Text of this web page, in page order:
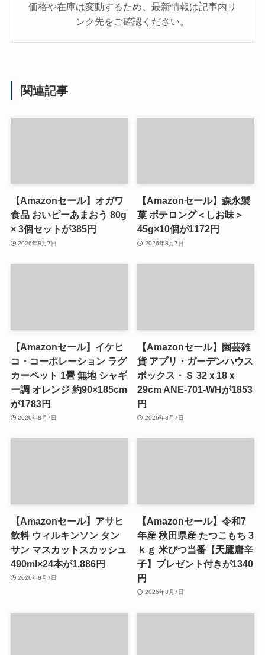
価格や在庫は変動するため、最新情報は記事内リ
ンク先をご確認ください。
関連記事
【Amazonセール】オガワ
食品 おいピーあまおう 80g
× 3個セットが385円
2026年8月7日
【Amazonセール】森永製
菓 ポテロング＜しお味＞
45g×10個が1172円
2026年8月7日
【Amazonセール】イケヒ
コ・コーポレーション ラグ
カーペット 1畳 無地 シャギ
ー調 オレンジ 約90×185cm
が1783円
2026年8月7日
【Amazonセール】園芸雑
貨 アプリ・ガーデンハウス
ボックス・Ｓ 32ｘ18ｘ
29cm ANE-701-WHが1853
円
2026年8月7日
【Amazonセール】アサヒ
飲料 ウィルキンソン タン
サン マスカットスカッシュ
490ml×24本が1,886円
2026年8月7日
【Amazonセール】令和7
年産 秋田県産 たつこもち 3
ｋｇ 米びつ当番【天鷹唐辛
子】プレゼント付きが1340
円
2026年8月7日